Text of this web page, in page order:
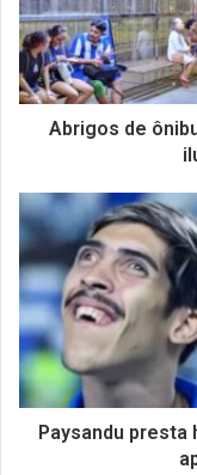
Abrigos de
Paysandu presta